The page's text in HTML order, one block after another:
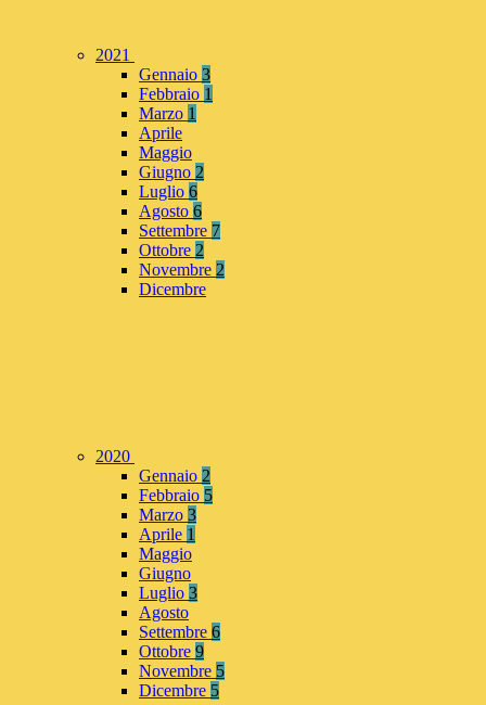
2021
Gennaio 3
Febbraio 1
Marzo 1
Aprile
Maggio
Giugno 2
Luglio 6
Agosto 6
Settembre 7
Ottobre 2
Novembre 2
Dicembre
2020
Gennaio 2
Febbraio 5
Marzo 3
Aprile 1
Maggio
Giugno
Luglio 3
Agosto
Settembre 6
Ottobre 9
Novembre 5
Dicembre 5